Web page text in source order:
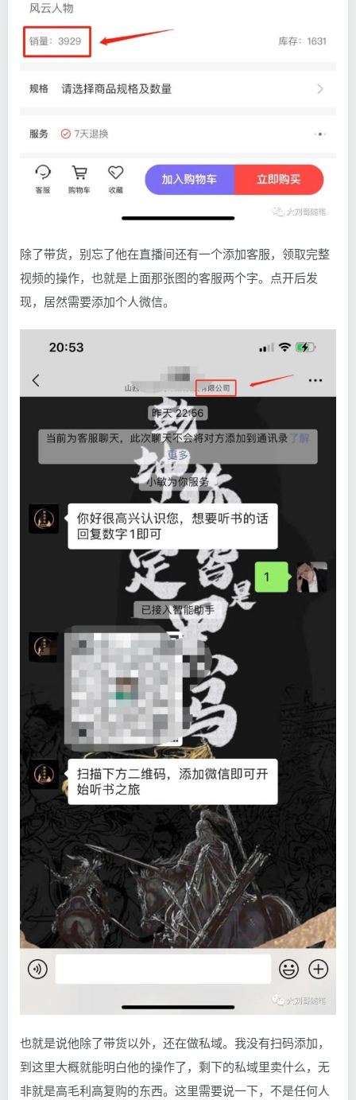
除了带货，别忘了他在直播间还有一个添加客服，领取完整
视频的操作，也就是上面那张图的客服两个字。点开后发
现，居然需要添加个人微信。
也就是说他除了带货以外，还在做私域。我没有扫码添加，
到这里大概就能明白他的操作了，剩下的私域里卖什么，无
非就是高毛利高复购的东西。这里需要说一下，不是任何人